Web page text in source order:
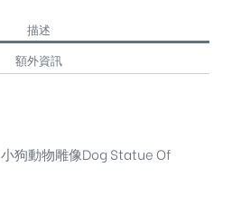
描述
額外資訊
狗動物雕像Dog Statue Of